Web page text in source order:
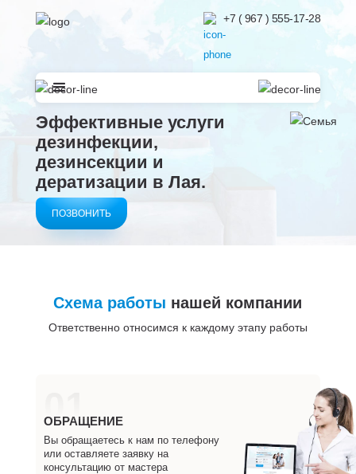
+7 ( 967 ) 555-17-28
Эффективные услуги
дезинфекции,
дезинсекции и
дератизации в Лая.
ПОЗВОНИТЬ
Схема работы нашей компании
Ответственно относимся к каждому этапу работы
01
ОБРАЩЕНИЕ
Вы обращаетесь к нам по телефону
или оставляете заявку на
консультацию от мастера